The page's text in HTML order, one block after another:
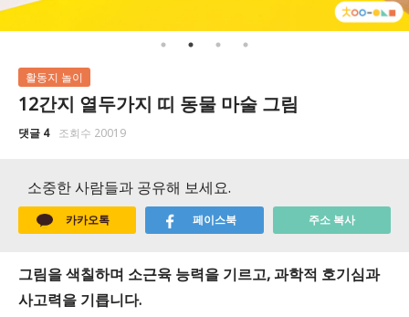
활동지 놀이
12간지 열두가지 띠 동물 마술 그림
댓글 4 조회수 20019
소중한 사람들과 공유해 보세요.
카카오톡 페이스북 주소 복사
그림을 색칠하며 소근육 능력을 기르고, 과학적 호기심과
사고력을 기릅니다.